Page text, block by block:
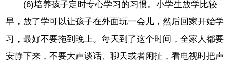
(6)培养孩子定时专心学习的习惯。小学生放学比较
早，放了学可以让孩子在外面玩一会儿，然后回家开始学
习，最好不要拖到晚上。每天到了这个时间，全家人都要
安静下来，不要大声谈话、聊天或者闲扯，看电视时把声